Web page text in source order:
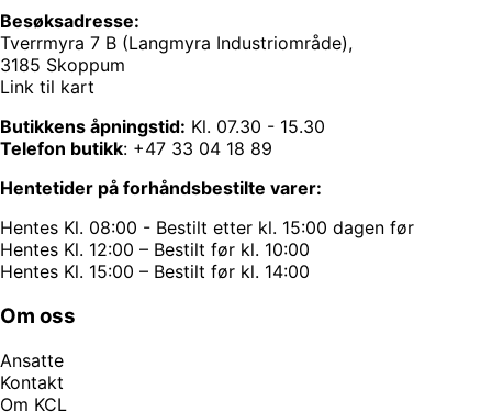
Besøksadresse:
Tverrmyra 7 B (Langmyra Industriområde),
3185 Skoppum
Link til kart
Butikkens åpningstid: Kl. 07.30 - 15.30
Telefon butikk: +47 33 04 18 89
Hentetider på forhåndsbestilte varer:
Hentes Kl. 08:00 - Bestilt etter kl. 15:00 dagen før
Hentes Kl. 12:00 – Bestilt før kl. 10:00
Hentes Kl. 15:00 – Bestilt før kl. 14:00
Om oss
Ansatte
Kontakt
Om KCL